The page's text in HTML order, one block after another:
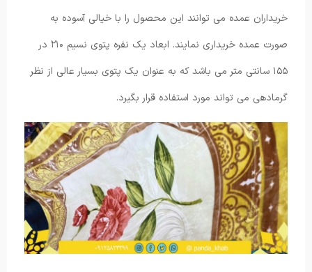
خریداران عمده می توانند این محصول را با خیالی آسوده به
صورت عمده خریداری نمایند. ابعاد یک نفره پتوی نسیم ۲۱۰ در
۱۵۵ سانتی متر می باشد که به عنوان یک پتوی بسیار عالی از نظر
گرمادهی می تواند مورد استفاده قرار بگیرد.